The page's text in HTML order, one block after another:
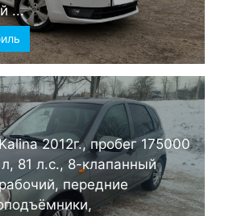
...
2012г., пробег 175000
81 л.с., 8-клапанный
передние